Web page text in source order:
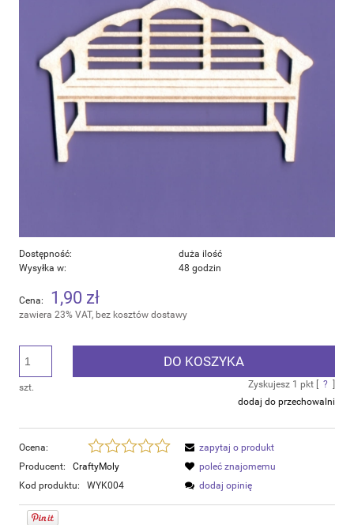
Dostępność:
duża ilość
Wysyłka w:
48 godzin
Cena: 1,90 zł
zawiera 23% VAT, bez kosztów dostawy
szt.
DO KOSZYKA
Zyskujesz 1 pkt [ ?
dodaj do przechowalni
Ocena:
Producent:
CraftyMoly
Kod produktu:
WYK004
zapytaj o produkt
poleć znajomemu
dodaj opinię